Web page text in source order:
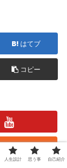
はてブ
コピー
人生設計 思う事 自己紹介